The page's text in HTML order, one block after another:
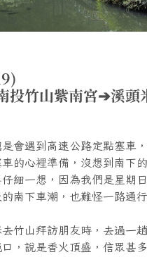
投竹山紫南宮➔溪頭
會遇到高速公路定點塞車
的心裡準備，沒想到南下
細一想，因為我們是星期
南下車潮，也難怪一路通行
竹山拜訪朋友時，去過一趟
，說是香火頂盛，信眾甚